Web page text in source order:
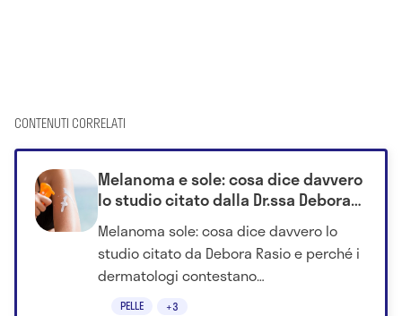
CONTENUTI CORRELATI
PELLE +3
Melanoma e sole: cosa dice davvero
lo studio citato dalla Dr.ssa Debora
Rasio
Melanoma sole: cosa dice davvero lo
studio citato da Debora Rasio e perché i
dermatologi contestano
l'interpretazione delle evidenze